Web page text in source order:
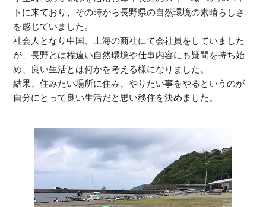
トに来ており、その時から長野県の自然環境の素晴らしさ
を感じていました。
社会人となり中国、上海の商社にて会社員をしていました
が、長野とは程遠い自然環境や仕事内容にも疑問を持ち始
め、良い生活とは何かを考える様になりました。
結果、住みたい場所に住み、やりたい事をやるというのが
自分にとって良い生活だと思い移住を決めました。